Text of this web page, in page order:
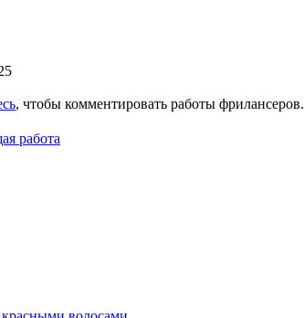
, чтобы комментировать работы фрилансеров.
работа